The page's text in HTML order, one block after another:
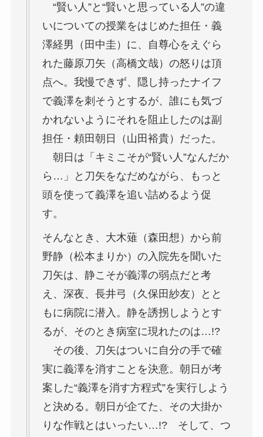
“賢い人”と“賢いと思っている人”の違
いについての授業をはじめた担任・義
澤経男（田中圭）に、自尊心をえぐら
れた藤原刀矢（高橋文哉）の怒りは頂
点へ。我慢できず、隠し持ったナイフ
で義澤を刺そうとするが、誰にも気づ
かれないようにそれを阻止したのは副
担任・頼田朝日（山田裕貴）だった。
朝日は「キミこそが“賢い人”なんだか
ら…」と刀矢をなだめながら、もっと
頭を使って義澤を追い詰めるよう促
す。
そんなとき、大木薙（森田想）から前
野静（松本まりか）の入院先を聞いた
刀矢は、静こそが義澤の弱点だと考
え、深夜、長井弓（久保田紗友）とと
もに病院に潜入。静を誘拐しようとす
るが、そのとき病室に現れたのは…!?
その後、刀矢はついに自分の手で確
実に義澤を消すことを決意。朝日が考
案した“義澤を消す方程式”を実行しよう
と決める。朝日が企てた、その大掛か
りな作戦とはいったい…!? そして、つ